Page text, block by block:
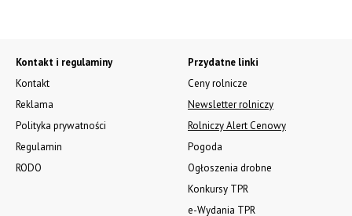
Kontakt i regulaminy
Kontakt
Reklama
Polityka prywatności
Regulamin
RODO
Przydatne linki
Ceny rolnicze
Newsletter rolniczy
Rolniczy Alert Cenowy
Pogoda
Ogłoszenia drobne
Konkursy TPR
e-Wydania TPR